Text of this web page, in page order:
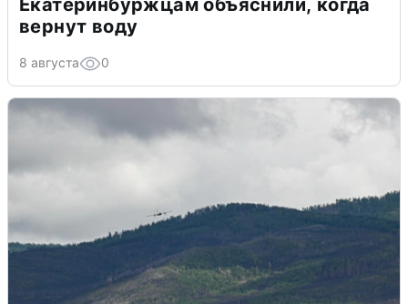
Екатеринбуржцам объяснили, когда
вернут воду
8 августа 0